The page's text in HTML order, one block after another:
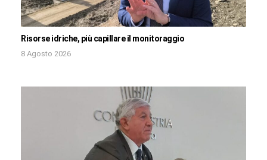
Risorse idriche, più capillare il monitoraggio
8 Agosto 2026